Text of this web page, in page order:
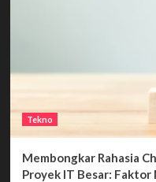
Tekno
Membongkar Rahasia
Proyek IT Besar: Faktor